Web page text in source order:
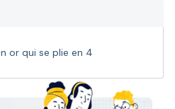
or qui se plie en 4